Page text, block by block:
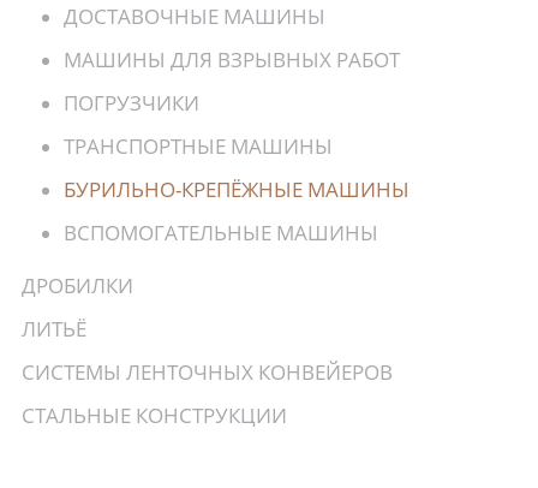
ДОСТАВОЧНЫЕ МАШИНЫ
МАШИНЫ ДЛЯ ВЗРЫВНЫХ РАБОТ
ПОГРУЗЧИКИ
ТРАНСПОРТНЫЕ МАШИНЫ
БУРИЛЬНО-КРЕПЁЖНЫЕ МАШИНЫ
ВСПОМОГАТЕЛЬНЫЕ МАШИНЫ
ДРОБИЛКИ
ЛИТЬЁ
СИСТЕМЫ ЛЕНТОЧНЫХ КОНВЕЙЕРОВ
СТАЛЬНЫЕ КОНСТРУКЦИИ